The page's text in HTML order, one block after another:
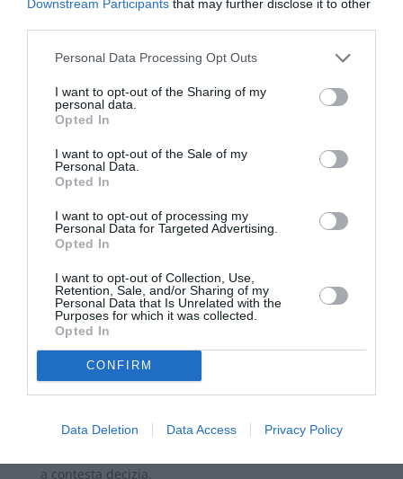
Downstream Participants that may further disclose it to other
Personal Data Processing Opt Outs
I want to opt-out of the Sharing of my
personal data.
Opted In
I want to opt-out of the Sale of my
Personal Data.
Opted In
I want to opt-out of processing my
Personal Data for Targeted Advertising.
Opted In
I want to opt-out of Collection, Use,
Retention, Sale, and/or Sharing of my
Personal Data that Is Unrelated with the
Purposes for which it was collected.
Opted In
CONFIRM
Data Deletion Data Access Privacy Policy
Dreptul de opozitie – va puteti opune prelucrarii, din
motive legate de situatia particulara in care va aflati.
Dreptul la portabilitatea datelor – puteti primi, in
anumite conditii, datele personale pe care le-ati
furnizat sau puteti solicita ca respectivele date sa fie
transmise altui operator.
Dreptul de a formula plangere – puteti formula
plangere in fata Autoritatii Nationale de
Personal.
Dreptul de a va retrage consimtamantul – in cazul in
care prelucrarea se face pe consimtamantul dvs., va
puteti retrage consimtamantul oricand. Retragerea
consimtamantului va avea efecte doar pentru viitor,
prelucrarea efectuata anterior retragerii rămanand
valabila.
Dreptul de a nu fi supus unei decizii automate,
interventia umana cu privire la respectiva
a contesta decizia.